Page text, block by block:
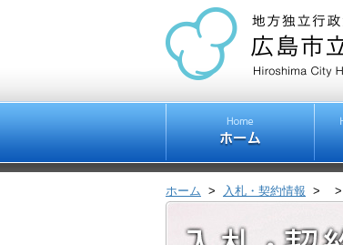
ホーム > 入札・契約情報 > >